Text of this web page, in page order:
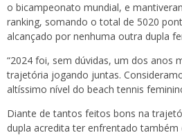
o bicampeonato mundial, e
ranking, somando o total de 5020
alcançado por nenhuma outra dupla
“2024 foi, sem dúvidas, um dos anos
trajetória jogando juntas.
altíssimo nível do beach tennis
Diante de tantos feitos bons na
dupla acredita ter enfrentado também